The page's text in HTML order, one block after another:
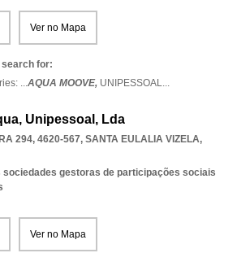
Ver no Mapa
search for:
...AQUA MOOVE, UNIPESSOAL...
Unipessoal, Lda
294, 4620-567, SANTA EULALIA VIZELA,
sociedades gestoras de participações sociais
Ver no Mapa